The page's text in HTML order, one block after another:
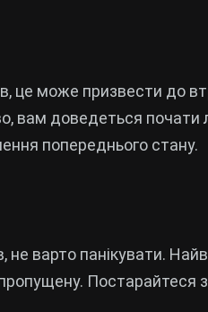
це може призвести до
вам доведеться почати
попереднього стану.
варто панікувати.
Постарайтеся